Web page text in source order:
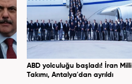
ABD yolculuğu başladı! İran Milli
Takımı, Antalya'dan ayrıldı